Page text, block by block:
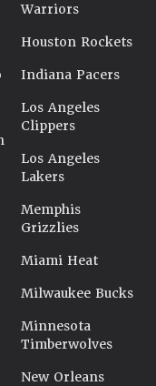
Warriors
Houston Rockets
Indiana Pacers
Los Angeles
Clippers
Los Angeles
Lakers
Memphis
Grizzlies
Miami Heat
Milwaukee Bucks
Minnesota
Timberwolves
New Orleans